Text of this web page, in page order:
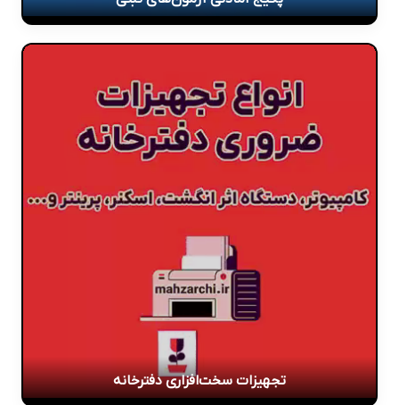
تجهیزات سخت‌افزاری دفترخانه